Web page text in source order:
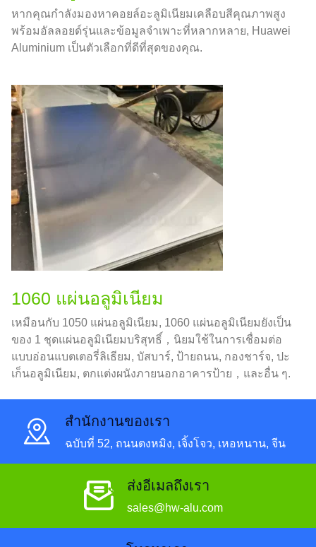
หากคุณกำลังมองหาคอยล์อะลูมิเนียมเคลือบสีคุณภาพสูง
พร้อมอัลลอยด์รุ่นและข้อมูลจำเพาะที่หลากหลาย, Huawei
Aluminium เป็นตัวเลือกที่ดีที่สุดของคุณ.
1060 แผ่นอลูมิเนียม
เหมือนกับ 1050 แผ่นอลูมิเนียม, 1060 แผ่นอลูมิเนียมยังเป็น
ของ 1 ชุดแผ่นอลูมิเนียมบริสุทธิ์，นิยมใช้ในการเชื่อมต่อ
แบบอ่อนแบตเตอรี่ลิเธียม, บัสบาร์, ป้ายถนน, กองชาร์จ, ปะ
เก็นอลูมิเนียม, ตกแต่งผนังภายนอกอาคารป้าย，และอื่น ๆ.
สํานักงานของเรา
ฉบับที่ 52, ถนนตงหมิง, เจิ้งโจว, เหอหนาน, จีน
ส่งอีเมลถึงเรา
sales@hw-alu.com